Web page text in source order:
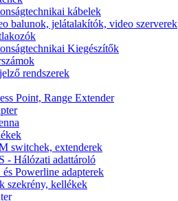
kábelek
balunok, jelátalakítók, video szerverek
Kiegészítők
rendszerek
Point, Range Extender
switchek, extenderek
- Hálózati adattároló
és Powerline adapterek
szekrény, kellékek